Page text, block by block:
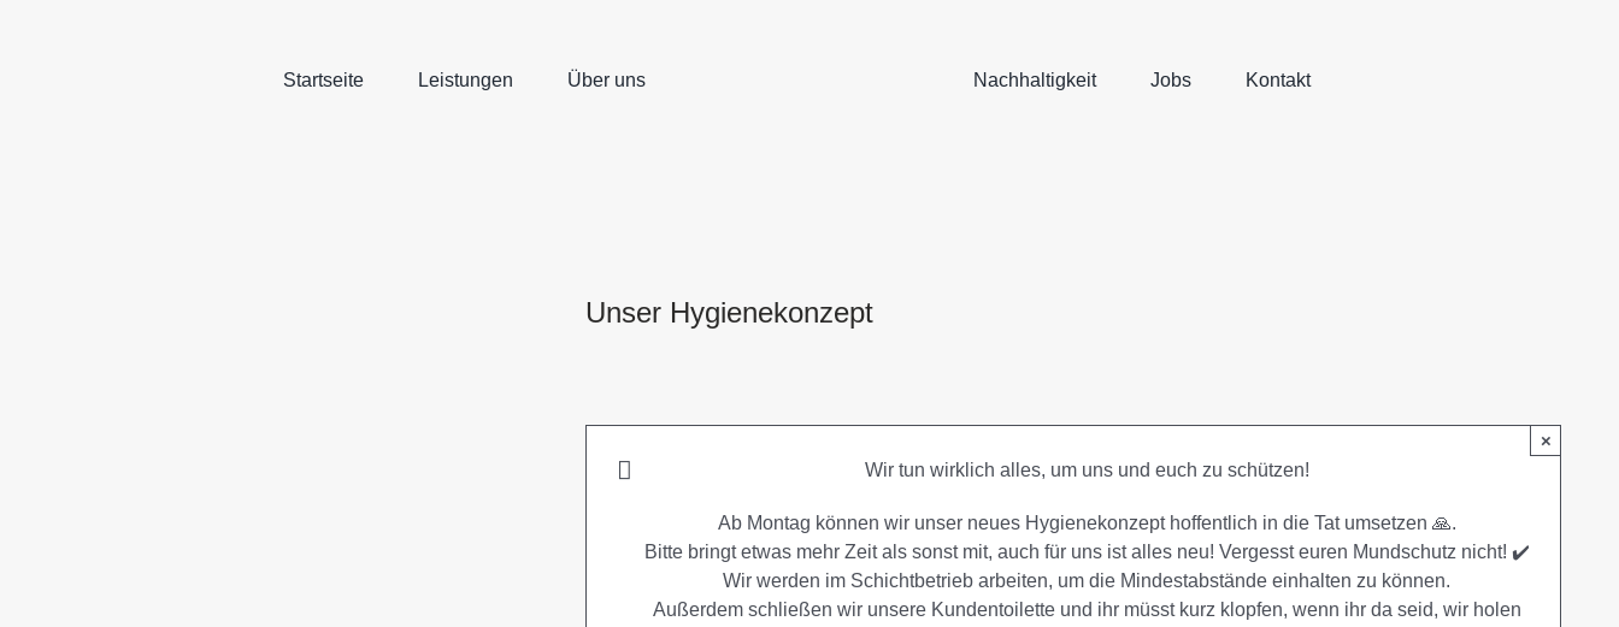
Startseite Leistungen Über uns Nachhaltigkeit Jobs Kontakt
Unser Hygienekonzept
Wir tun wirklich alles, um uns und euch zu schützen!
Ab Montag können wir unser neues Hygienekonzept hoffentlich in die Tat umsetzen 🙏.
Bitte bringt etwas mehr Zeit als sonst mit, auch für uns ist alles neu! Vergesst euren Mundschutz nicht! ✔️
Wir werden im Schichtbetrieb arbeiten, um die Mindestabstände einhalten zu können.
Außerdem schließen wir unsere Kundentoilette und ihr müsst kurz klopfen, wenn ihr da seid, wir holen
×